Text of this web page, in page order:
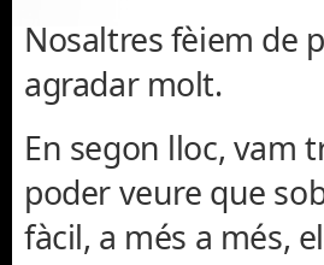
Nosaltres fèiem de
agradar molt.
En segon lloc, vam
poder veure que
fàcil, a més a més,